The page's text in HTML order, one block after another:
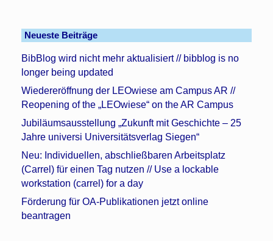
Neueste Beiträge
BibBlog wird nicht mehr aktualisiert // bibblog is no
longer being updated
Wiedereröffnung der LEOwiese am Campus AR //
Reopening of the „LEOwiese“ on the AR Campus
Jubiläumsausstellung „Zukunft mit Geschichte – 25
Jahre universi Universitätsverlag Siegen“
Neu: Individuellen, abschließbaren Arbeitsplatz
(Carrel) für einen Tag nutzen // Use a lockable
workstation (carrel) for a day
Förderung für OA-Publikationen jetzt online
beantragen